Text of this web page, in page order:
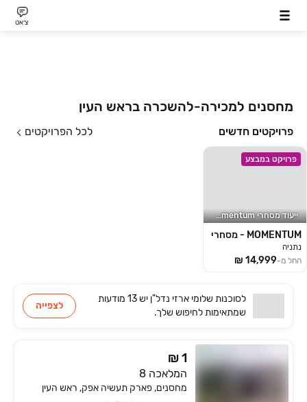
צ׳אט
מחסנים למכירה-להשכרה בראש העין
פרויקטים חדשים לכל הפרויקטים
פרויקט במבצע
ייעוד מסחרי momentum
MOMENTUM - מסחרי
נתניה
החל מ-
לסוכנות שלומי ארזי נדל"ן יש
13 מודעות
שמתאימותלחיפוש שלך.
לצפייה
₪ 1
המלאכה 8
מחסנים, פארק תעשיה אפק, ראש העין